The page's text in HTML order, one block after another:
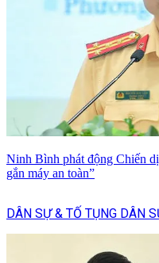
Ninh Bình phát động Chiến
gắn máy an toàn”
DÂN SỰ & TỐ TỤNG DÂN